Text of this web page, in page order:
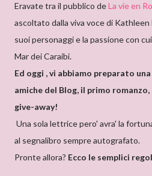
Eravate tra il pubblico deLa vie en
ascoltato dalla viva voce di
suoi personaggi e la passione con
Mar dei Caraibi.
Ed oggi , vi abbiamo preparato
amiche del Blog, il primo
give-away!
Una sola lettrice pero' avra' la
al segnalibro sempre autografato.
Pronte allora? Ecco le semplici